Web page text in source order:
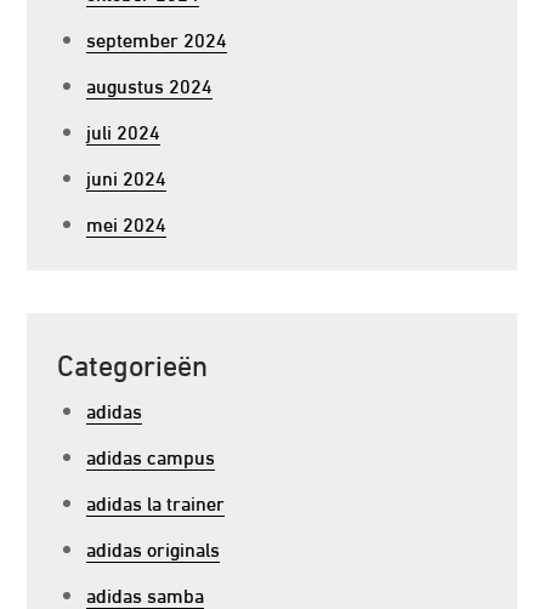
september 2024
augustus 2024
juli 2024
juni 2024
mei 2024
Categorieën
adidas
adidas campus
adidas la trainer
adidas originals
adidas samba